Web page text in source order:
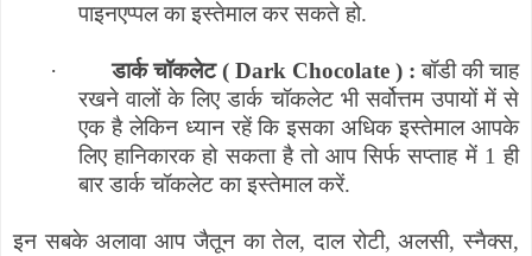
पाइनएप्पल का इस्तेमाल कर सकते हो.
· डार्क चॉकलेट (Dark Chocolate ) : बॉडी की चाह
रखने वालों के लिए डार्क चॉकलेट भी सर्वोत्तम उपायों में से
एक है लेकिन ध्यान रहें कि इसका अधिक इस्तेमाल आपके
लिए हानिकारक हो सकता है तो आप सिर्फ सप्ताह में 1 ही
बार डार्क चॉकलेट का इस्तेमाल करें.
इन सबके अलावा आप जैतून का तेल,दाल रोटी,अलसी,स्नैक्स,